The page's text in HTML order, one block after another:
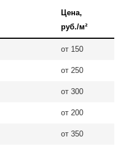
Цена,
руб./м²
от 150
от 250
от 300
от 200
от 350